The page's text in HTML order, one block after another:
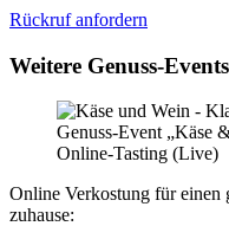
Rückruf anfordern
Weitere Genuss-
Genuss-Event „Käse
Online-Tasting (Live)
Online Verkostung für einen
zuhause: